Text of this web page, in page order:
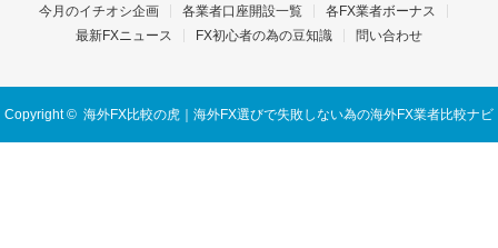
今月のイチオシ企画 各業者口座開設一覧
各FX業者ボーナス
最新FXニュース
FX初心者の為の豆知識 問い合わせ
Copyright © 海外FX比較の虎｜海外FX選びで失敗しない為の海外FX業者比較ナビ